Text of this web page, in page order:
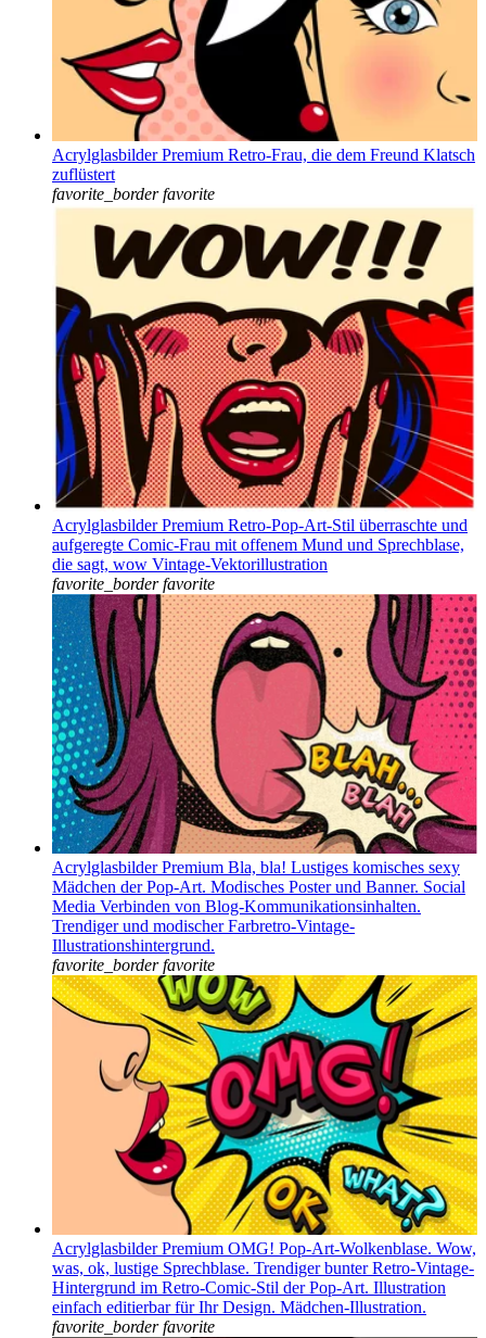
Acrylglasbilder Premium Retro-Frau, die dem Freund Klatsch
zuflüstert
favorite_border favorite
Acrylglasbilder Premium Retro-Pop-Art-Stil überraschte und
aufgeregte Comic-Frau mit offenem Mund und Sprechblase,
die sagt, wow Vintage-Vektorillustration
favorite_border favorite
Acrylglasbilder Premium Bla, bla! Lustiges komisches sexy
Mädchen der Pop-Art. Modisches Poster und Banner. Social
Media Verbinden von Blog-Kommunikationsinhalten.
Trendiger und modischer Farbretro-Vintage-
Illustrationshintergrund.
favorite_border favorite
Acrylglasbilder Premium OMG! Pop-Art-Wolkenblase. Wow,
was, ok, lustige Sprechblase. Trendiger bunter Retro-Vintage-
Hintergrund im Retro-Comic-Stil der Pop-Art. Illustration
einfach editierbar für Ihr Design. Mädchen-Illustration.
favorite_border favorite